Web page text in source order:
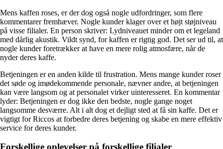
Mens kaffen roses, er der dog også nogle udfordringer, som flere
kommentarer fremhæver. Nogle kunder klager over et højt støjniveau
på visse filialer. En person skriver: Lydniveauet minder om et legeland
med dårlig akustik. Vildt synd, for kaffen er rigtig god. Det ser ud til, at
nogle kunder foretrækker at have en mere rolig atmosfære, når de
nyder deres kaffe.
Betjeningen er en anden kilde til frustration. Mens mange kunder roser
det søde og imødekommende personale, nævner andre, at betjeningen
kan være langsom og at personalet virker uinteresseret. En kommentar
lyder: Betjeningen er dog ikke den bedste, nogle gange noget
langsomme desværre. Alt i alt dog et dejligt sted at få sin kaffe. Det er
vigtigt for Riccos at forbedre deres betjening og skabe en mere effektiv
service for deres kunder.